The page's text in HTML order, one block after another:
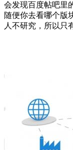
会发现百度帖吧里
随便你去看哪个版
人不研究，所以只